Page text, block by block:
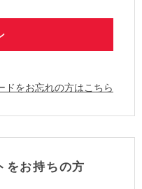
ドをお忘れの方はこちら
お持ちの方